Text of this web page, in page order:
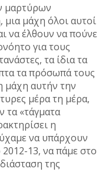
μαρτύρων
μάχη όλοι αυτοί
να έλθουν να πούνε
για τους
τα ίδια τα
τα πρόσωπά τους
μάχη αυτήν την
μέρα τη μέρα,
τα «τάγματα
η
να υπάρχουν
13, να πάμε στο
της